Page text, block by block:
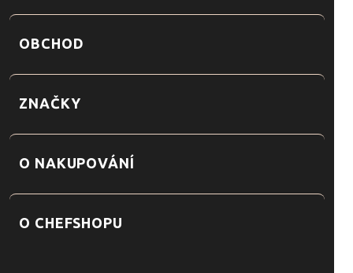
OBCHOD
ZNAČKY
O NAKUPOVÁNÍ
O CHEFSHOPU